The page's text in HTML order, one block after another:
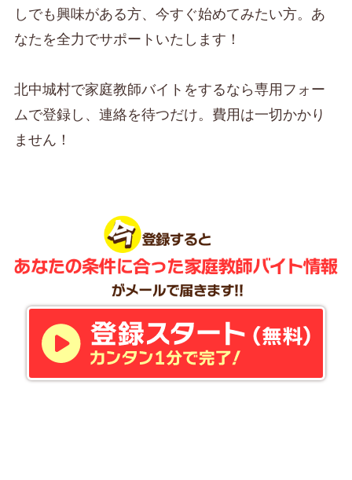
しでも興味がある方、今すぐ始めてみたい方。あ
なたを全力でサポートいたします！
北中城村で家庭教師バイトをするなら専用フォー
ムで登録し、連絡を待つだけ。費用は一切かかり
ません！